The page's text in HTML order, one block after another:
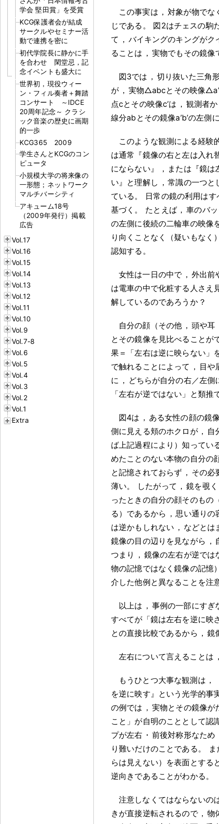
学会 堅田賞」を受賞
KCG保護者会が結成
サークルやセミナー活
動で連携を密に
初代学院長に静かに手
を合わせ 閑堂忌，記
念イベントも盛大に
世界初，現役ウィー
ン・フィル奏者＋舞踏
コンサート ～IDCE
20周年記念～ クラシ
ック音楽の歴史に画期
的一歩
KCG365 2009
学生さんとKCGのコン
ピュータ
小規模大学の将来像の
一形態；ネットワーク
マルチバーシティ
アキューム18号
（2009年発行）掲載
広告
Vol.17
Vol.16
Vol.15
Vol.14
Vol.13
Vol.12
Vol.11
Vol.10
Vol.9
Vol.7-8
Vol.6
Vol.5
Vol.4
Vol.3
Vol.2
Vol.1
Extra
この事実は ， 対象が物でな
じである 。
図2はチェスの駒
て ， バイキングのキングがク
ることは ， 実物でもその鏡像
図3では ， 切り抜いた三角
が ， 実物△abcとその映像
点cとその映像c’は ， 観測者
線分abとその鏡像a’b’の左側
このような観測による経験
は通常『鏡像の右と左は入れ
にならない』
， または『鏡は
い』と理解し ， 常識の一つと
ている 。
日常の鏡の利用はす
基づく 。 たとえば ， 車のバ
の左側に後続の二輪車の映像
り向くことなく（疑いもなく
認知する 。
女性は一日の中で ， 外出前
は電車の中で化粧する人さえ
解しているのであろうか ？
自分の顔（その他 ， 頭や耳
とその鏡像を見比べることが
果＝「左右は逆に映らない」
で触れることによって ， 目や
に ， どちらが自分の右／左
「左右が逆ではない」と類推
図4は ， ある女性の顔の鏡
側に見える頬のホクロが ， 自
ば上記過程により）知ってい
めたことのない本物の自分の
と記憶されておらず ， その必
薄い。 したがって ， 鏡を覗
ったときの自分の顔そのもの
る）であるから ， 思い通りの
は逆かもしれない ， などとは
鏡像の目の辺りを見ながら ，
つまり
， 鏡像の左右が逆では
物の記憶ではなく鏡像の記憶
介した他例と異なることを注
以上は ， 事例の一部にすぎ
すべてが「鏡は左右を逆に映
との直接比較であるから ， 鏡
左右について言えることは
もうひとつ大事な観測は ，
を逆に映す』という光学的事
の例では ， 実物とその鏡像が
こと」が自明のこととして認
プが左右 ・ 前後対称形なため
り難いだけのことである 。
らは見えない）を表面とする
逆向きであることがわかる 。
注意しなくてはならないの
きが直接逆転されるので ， 物